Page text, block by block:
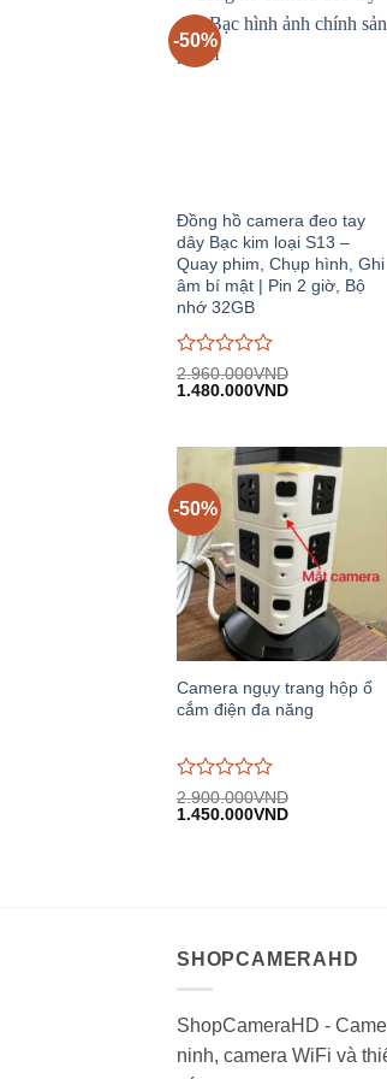
-50%
Đồng hồ camera đeo tay
dây Bạc kim loại S13 –
Quay phim, Chụp hình, Ghi
âm bí mật | Pin 2 giờ, Bộ
nhớ 32GB
Được
đánh
trên
2.960.000VND
Giá
1.480.000VNDGiá
-50%
Camera ngụy trang hộp ổ
cắm điện đa năng
Được
đánh
2.900.000VND
Giá
1.450.000VNDGiá
SHOPCAMERAHD
ShopCameraHD -
ninh, camera WiFi và